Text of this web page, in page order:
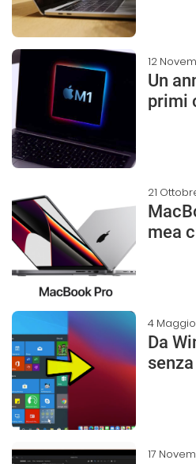
12
Un
primi
21
mea
4 Maggio
Da
17